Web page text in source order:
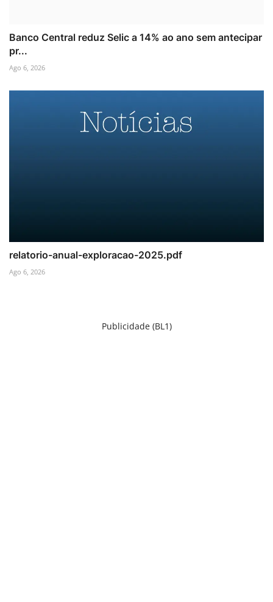
Banco Central reduz Selic a 14% ao ano sem antecipar
pr...
Ago 6, 2026
relatorio-anual-exploracao-2025.pdf
Ago 6, 2026
Publicidade (BL1)